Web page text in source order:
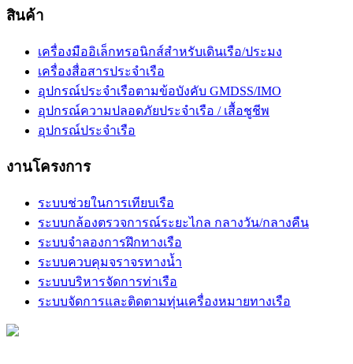
สินค้า
เครื่องมืออิเล็กทรอนิกส์สำหรับเดินเรือ/ประมง
เครื่องสื่อสารประจำเรือ
อุปกรณ์ประจำเรือตามข้อบังคับ GMDSS/IMO
อุปกรณ์ความปลอดภัยประจำเรือ / เสื้อชูชีพ
อุปกรณ์ประจำเรือ
งานโครงการ
ระบบช่วยในการเทียบเรือ
ระบบกล้องตรวจการณ์ระยะไกล กลางวัน/กลางคืน
ระบบจำลองการฝึกทางเรือ
ระบบควบคุมจราจรทางน้ำ
ระบบบริหารจัดการท่าเรือ
ระบบจัดการและติดตามทุ่นเครื่องหมายทางเรือ